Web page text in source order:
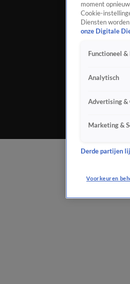
moment
Cookie-
Diensten
onze Digitale
Functioneel &
Analytisch
Advertising &
Marketing &
Derde partijen
Voorkeuren